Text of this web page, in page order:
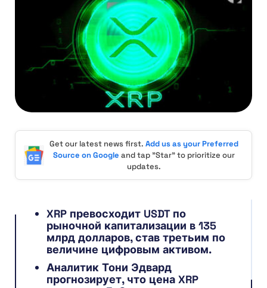
Get our latest news first. Add us as your Preferred
Source on Google and tap "Star" to prioritize our
updates.
XRP превосходит USDT по
рыночной капитализации в 135
млрд долларов, став третьим по
величине цифровым активом.
Аналитик Тони Эдвард
прогнозирует, что цена XRP